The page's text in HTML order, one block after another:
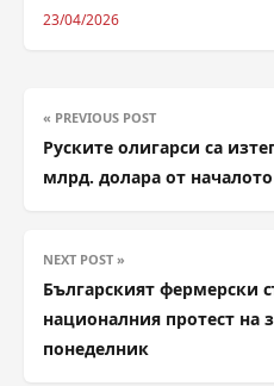
23/04/2026
« PREVIOUS POST
Руските олигарси са
млрд. долара от
NEXT POST »
Българският фермерски
националния протест на
понеделник